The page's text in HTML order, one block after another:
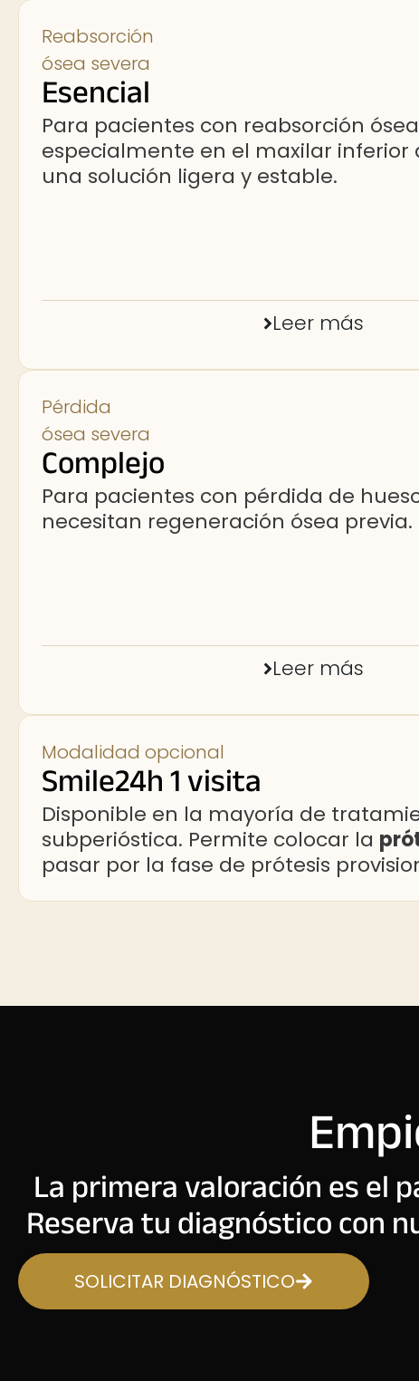
Reabsorción
ósea severa
Esencial
Para pacientes con reabsorción
especialmente en el maxilar inferior
una solución ligera y estable.
Leer más
Pérdida
ósea severa
Complejo
Para pacientes con pérdida de
necesitan regeneración ósea previa.
Leer más
Modalidad opcional​
Smile24h 1 visita​
Disponible en la mayoría de
subperióstica. Permite colocar la
pasar por la fase de prótesis
La primera valoración es el
Reserva tu diagnóstico con
SOLICITAR DIAGNÓSTICO